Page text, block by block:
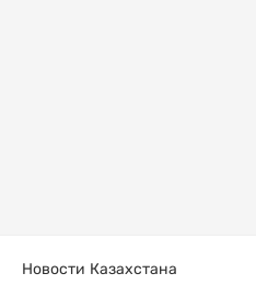
Новости Казахстана